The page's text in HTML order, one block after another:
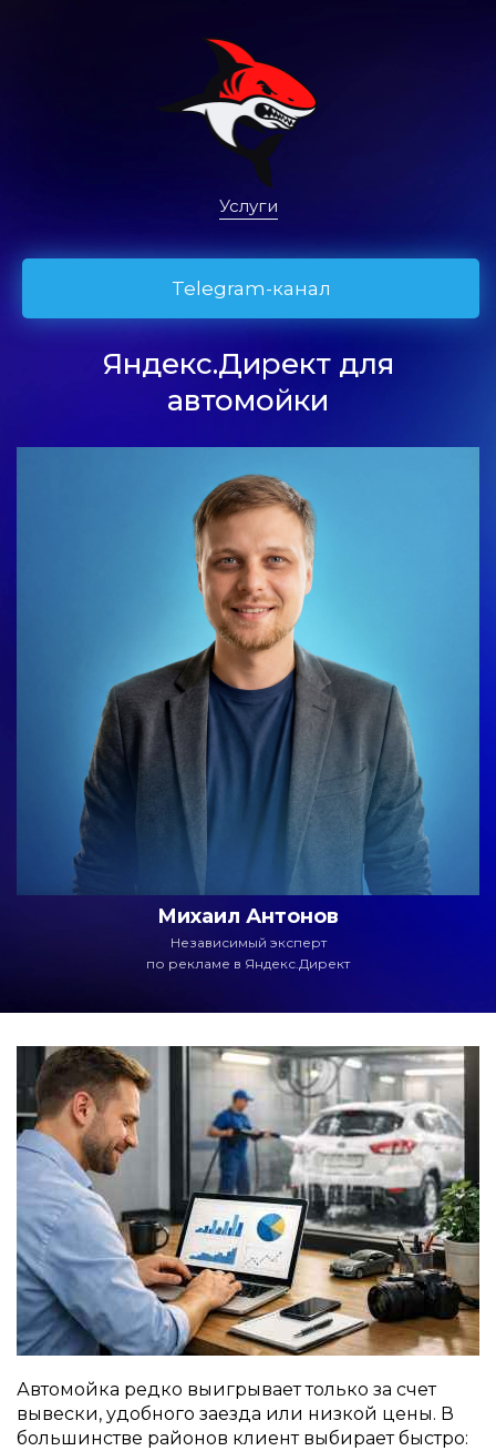
Услуги
Telegram-канал
Яндекс.Директ для
автомойки
Михаил Антонов
Независимый эксперт
по рекламе в Яндекс.Директ
Автомойка редко выигрывает только за счет
вывески, удобного заезда или низкой цены. В
большинстве районов клиент выбирает быстро: